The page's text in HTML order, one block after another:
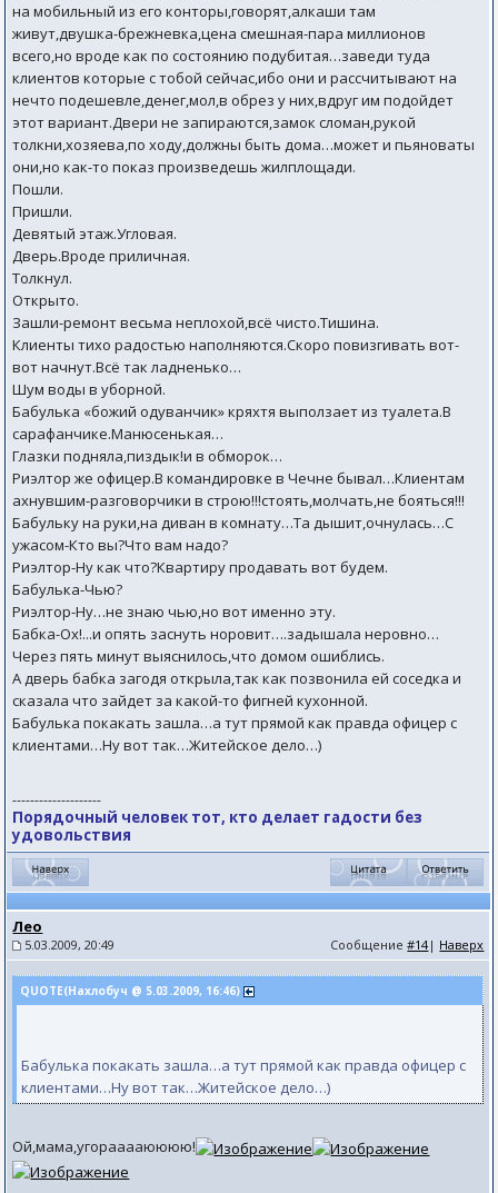
на мобильный из его конторы,говорят,алкаши там
живут,двушка-брежневка,цена смешная-пара миллионов
всего,но вроде как по состоянию подубитая…заведи туда
клиентов которые с тобой сейчас,ибо они и рассчитывают на
нечто подешевле,денег,мол,в обрез у них,вдруг им подойдет
этот вариант.Двери не запираются,замок сломан,рукой
толкни,хозяева,по ходу,должны быть дома…может и пьяноваты
они,но как-то показ произведешь жилплощади.
Пошли.
Пришли.
Девятый этаж.Угловая.
Дверь.Вроде приличная.
Толкнул.
Открыто.
Зашли-ремонт весьма неплохой,всё чисто.Тишина.
Клиенты тихо радостью наполняются.Скоро повизгивать вот-
вот начнут.Всё так ладненько…
Шум воды в уборной.
Бабулька «божий одуванчик» кряхтя выползает из туалета.В
сарафанчике.Манюсенькая…
Глазки подняла,пиздык!и в обморок…
Риэлтор же офицер.В командировке в Чечне бывал…Клиентам
ахнувшим-разговорчики в строю!!!стоять,молчать,не бояться!!!
Бабульку на руки,на диван в комнату…Та дышит,очнулась…С
ужасом-Кто вы?Что вам надо?
Риэлтор-Ну как что?Квартиру продавать вот будем.
Бабулька-Чью?
Риэлтор-Ну…не знаю чью,но вот именно эту.
Бабка-Ох!...и опять заснуть норовит….задышала неровно…
Через пять минут выяснилось,что домом ошиблись.
А дверь бабка загодя открыла,так как позвонила ей соседка и
сказала что зайдет за какой-то фигней кухонной.
Бабулька покакать зашла…а тут прямой как правда офицер с
клиентами…Ну вот так…Житейское дело…)
--------------------
Порядочный человек тот, кто делает гадости без
удовольствия
Лео
5.03.2009, 20:49 Сообщение#14| Наверх
QUOTE(Нахлобуч @ 5.03.2009, 16:46)
Бабулька покакать зашла…а тут прямой как правда офицер с
клиентами…Ну вот так…Житейское дело…)
Ой,мама,угорааааюююю!